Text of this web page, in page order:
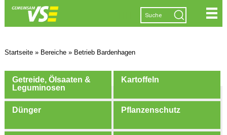
Startseite» Bereiche» Betrieb Bardenhagen
Getreide, Ölsaaten &
Leguminosen
Kartoffeln
Dünger Pflanzenschutz